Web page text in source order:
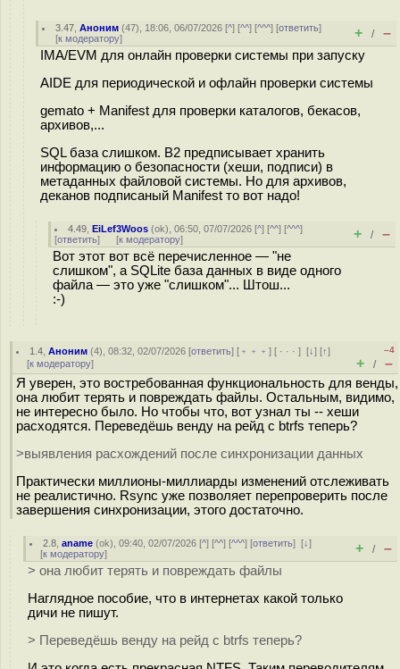
3.47 ,Аноним (47), 18:06, 06/07/2026 [^] [^^] [^^^] [ответить]
[к модератору] + / –
IMA/EVM для онлайн проверки системы при запуску
AIDE для периодической и офлайн проверки системы
gemato + Manifest для проверки каталогов, бекасов,
архивов,...
SQL база слишком. B2 предписывает хранить
информацию о безопасности (хеши, подписи) в
метаданных файловой системы. Но для архивов,
деканов подписаный Manifest то вот надо!
4.49 ,EiLef3Woos (ok), 06:50, 07/07/2026 [^] [^^] [^^^]
[ответить] [к модератору] + / –
Вот этот вот всё перечисленное — "не
слишком", а SQLite база данных в виде одного
файла — это уже "слишком"... Штош...
:-)
1.4 ,Аноним (4), 08:32, 02/07/2026 [ответить] [ ﹢﹢﹢] [ · · ·][↓] [↑]
[к модератору]
–4
+ / –
Я уверен, это востребованная функциональность для венды,
она любит терять и повреждать файлы. Остальным, видимо,
не интересно было. Но чтобы что, вот узнал ты -- хеши
расходятся. Переведёшь венду на рейд с btrfs теперь?
>выявления расхождений после синхронизации данных
Практически миллионы-миллиарды изменений отслеживать
не реалистично. Rsync уже позволяет перепроверить после
завершения синхронизации, этого достаточно.
2.8 ,aname (ok), 09:40, 02/07/2026 [^] [^^] [^^^] [ответить][↓]
[к модератору] + / –
> она любит терять и повреждать файлы
Наглядное пособие, что в интернетах какой только
дичи не пишут.
> Переведёшь венду на рейд с btrfs теперь?